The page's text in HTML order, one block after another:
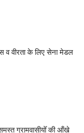
व वीरता के लिए सेना मेडल
ग्रामवासीयोँ की आँखे